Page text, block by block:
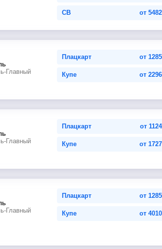
СВ от 5482
Главный
Плацкарт от 1285
Купе от 2296
Главный
Плацкарт от 1124
Купе от 1727
Главный
Плацкарт от 1285
Купе от 4010